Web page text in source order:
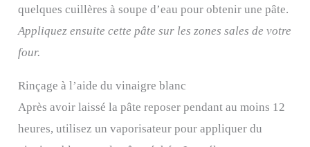
quelques cuillères à soupe d’eau pour obtenir une pâte.
Appliquez ensuite cette pâte sur les zones sales de votre
four.
Rinçage à l’aide du vinaigre blanc
Après avoir laissé la pâte reposer pendant au moins 12
heures, utilisez un vaporisateur pour appliquer du